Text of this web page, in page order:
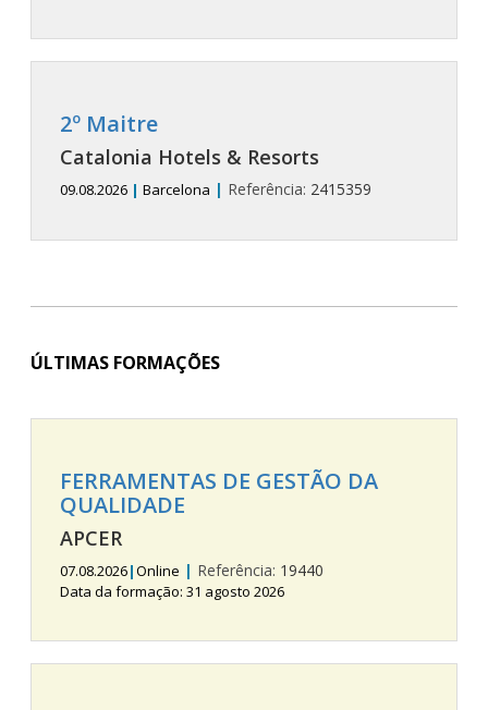
2º Maitre
Catalonia Hotels & Resorts
09.08.2026 | Barcelona | Referência: 2415359
ÚLTIMAS FORMAÇÕES
FERRAMENTAS DE GESTÃO DA
QUALIDADE
APCER
07.08.2026|Online | Referência: 19440
Data da formação: 31 agosto 2026